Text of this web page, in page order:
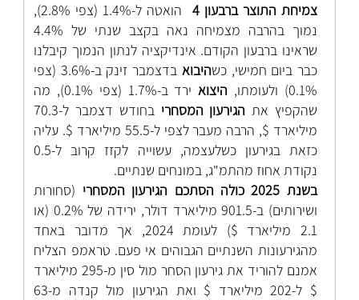
צמיחת התוצר ברבעון 4
הואטה ל-1.4% (צפי 2.8%),
נמוך בהרבה מצמיחה נאה בקצב שנתי של 4.4%
שראינו ברבעון הקודם. אינדיקציה לנתון הנמוך קיבלנו
כבר ביום חמישי, כשהיבוא
בדצמבר זינק ב-3.6% (צפי
0.1%) ולעומתו,
היצוא
ירד ב-1.7% (צפי 0.1%), מה
שהקפיץ את הגירעון המסחרי
בחודש דצמבר ל-70.3
מיליארד $, הרבה מעבר לצפי ל-55.5 מיליארד $. עליה
כזאת בגירעון כשלעצמה, עשוייה לקזז קרוב ל-0.5
נקודת אחוז מהתמ"ג, במונחים שנתיים.
בשנת 2025 כולה הסתכם הגירעון המסחרי
(סחורות
ושירותים) ב-901.5 מיליארד דולר, ירידה של 0.2% (או
2.1 מיליארד $) לעומת 2024, אך מדובר באחד
מהגירעונות השנתיים הגבוהים אי פעם. טראמפ הצליח
אמנם להוריד את גירעון הסחר מול סין מ-295 מיליארד
$ ל-202 מיליארד $ ואת הגירעון מול קנדה מ-63